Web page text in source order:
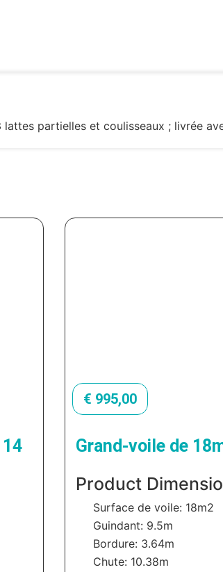
partielles et coulisseaux ; livrée
€ 995,00
Grand-voile de
Product
Surface de voile: 18m2
Guindant: 9.5m
Bordure: 3.64m
Chute: 10.38m